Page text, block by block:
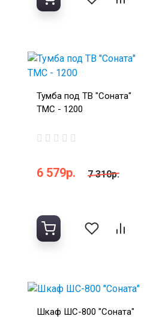
Тумба под ТВ "Соната"
ТМС - 1200
6 579р. 7 310р.
Шкаф ШС-800 "Соната"